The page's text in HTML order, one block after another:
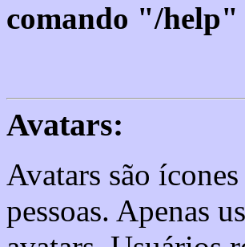
comando "/
Avatars:
Avatars são
pessoas. Apenas